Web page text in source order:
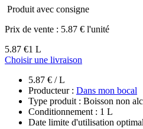
Produit avec consigne
Prix de vente : 5.87 € l'unité
5.87 €1 L
Choisir une livraison
5.87 € / L
Producteur : Dans mon bocal
Type produit : Boisson non
Conditionnement : 1 L
Date limite d'utilisation